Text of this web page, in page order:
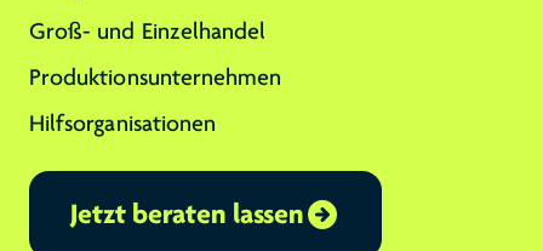
Groß- und Einzelhandel
Produktionsunternehmen
Hilfsorganisationen
Jetzt beraten lassen